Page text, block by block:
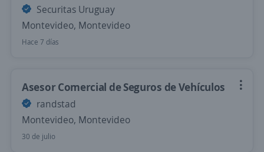
Securitas Uruguay
Montevideo, Montevideo
Hace 7 días
Asesor Comercial de Seguros de Vehículos
randstad
Montevideo, Montevideo
30 de julio